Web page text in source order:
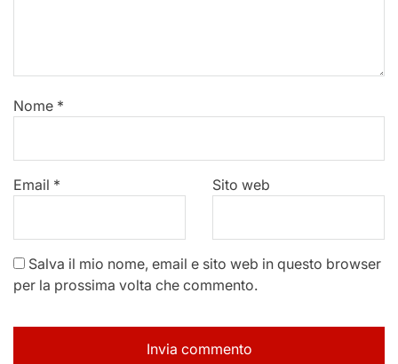
Nome *
Email * Sito web
Salva il mio nome, email e sito web in questo browser
per la prossima volta che commento.